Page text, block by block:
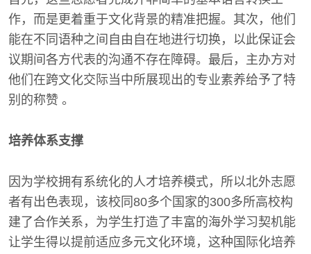
作，而是更着重于文化背景的精准把握。其次，他们
能在不同语种之间自由自在地进行切换，以此保证会
议期间各方代表的沟通不存在障碍。最后，主办方对
他们在跨文化交际当中所展现出的专业素养给予了特
别的称赞 。
培养体系支撑
因为学校拥有系统化的人才培养模式，所以北外志愿
者有出色表现，该校同80多个国家的300多所高校构
建了合作关系，为学生打造了丰富的海外学习契机能
让学生得以提前适应多元文化环境，这种国际化培养